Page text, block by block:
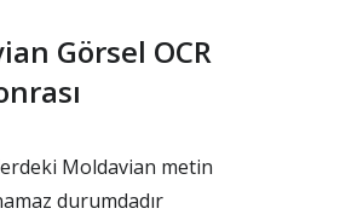
Görsel OCR
Moldavian metin
durumdadır